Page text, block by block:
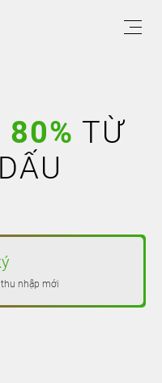
80% TỪ
nhập mới